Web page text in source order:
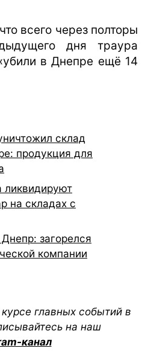
всего через полторы
дня траура
в Днепре ещё 14
склад
продукция для
ликвидируют
на складах с
загорелся
компании
главных событий в
на наш
канал